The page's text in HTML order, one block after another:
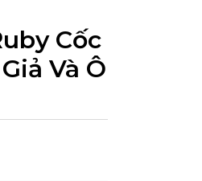
Cốc
Và Ô